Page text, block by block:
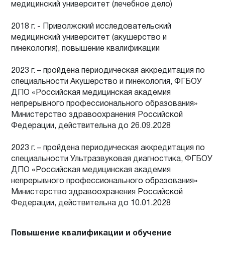
медицинский университет (лечебное дело)
2018 г. - Приволжский исследовательский
медицинский университет (акушерство и
гинекология), повышение квалификации
2023 г. – пройдена периодическая аккредитация по
специальности Акушерство и гинекология, ФГБОУ
ДПО «Российская медицинская академия
непрерывного профессионального образования»
Министерство здравоохранения Российской
Федерации, действительна до 26.09.2028
2023 г. – пройдена периодическая аккредитация по
специальности Ультразвуковая диагностика, ФГБОУ
ДПО «Российская медицинская академия
непрерывного профессионального образования»
Министерство здравоохранения Российской
Федерации, действительна до 10.01.2028
Повышение квалификации и обучение